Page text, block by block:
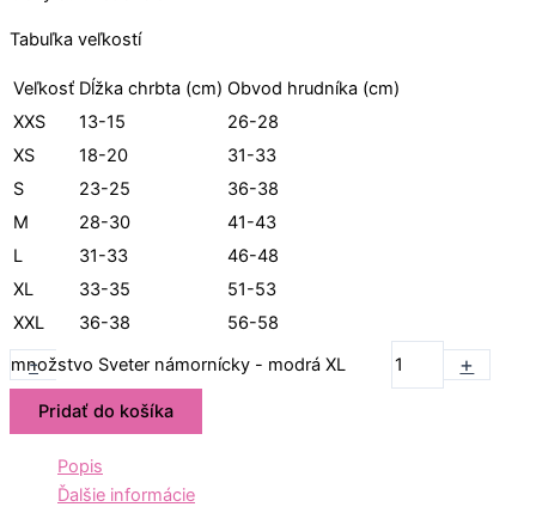
Tabuľka veľkostí
Veľkosť Dĺžka chrbta (cm) Obvod hrudníka (cm)
XXS
13-15
26-28
XS
18-20
31-33
S
23-25
36-38
M
28-30
41-43
L
31-33
46-48
XL
33-35
51-53
XXL
36-38 56-58
-
množstvo Sveter námornícky - modrá XL +
Pridať do košíka
Popis
Ďalšie informácie